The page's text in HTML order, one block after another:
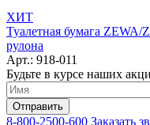
ХИТ
Туалетная бумага
рулона
Арт.: 918-011
Будьте в курсе наших
8-800-2500-600 Заказать